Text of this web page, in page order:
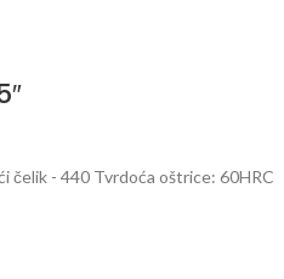
čelik - 440 Tvrdoća oštrice: 60HRC